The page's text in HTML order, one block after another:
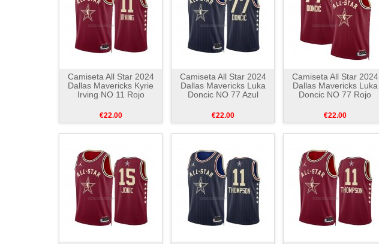
Camiseta All Star 2024
Dallas Mavericks Kyrie
Irving NO 11 Rojo
€22.00
Camiseta All Star 2024
Dallas Mavericks Luka
Doncic NO 77 Azul
€22.00
Camiseta All Star 2024
Dallas Mavericks Luka
Doncic NO 77 Rojo
€22.00